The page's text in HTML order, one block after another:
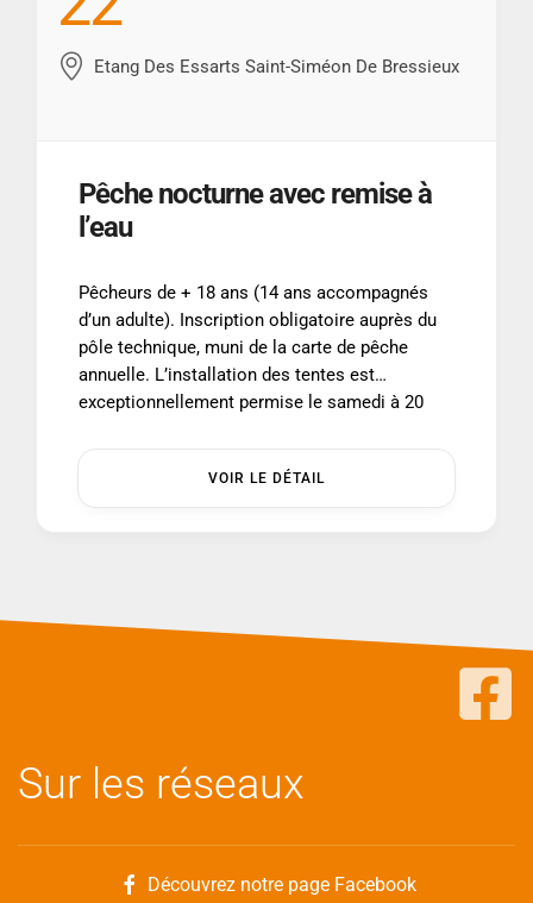
Etang Des Essarts Saint-Siméon De Bressieux
Pêche nocturne avec remise à
l’eau
Pêcheurs de + 18 ans (14 ans accompagnés
d’un adulte). Inscription obligatoire auprès du
pôle technique, muni de la carte de pêche
annuelle. L’installation des tentes est
exceptionnellement permise le samedi à 20
VOIR LE DÉTAIL
Sur les réseaux
Découvrez notre page Facebook